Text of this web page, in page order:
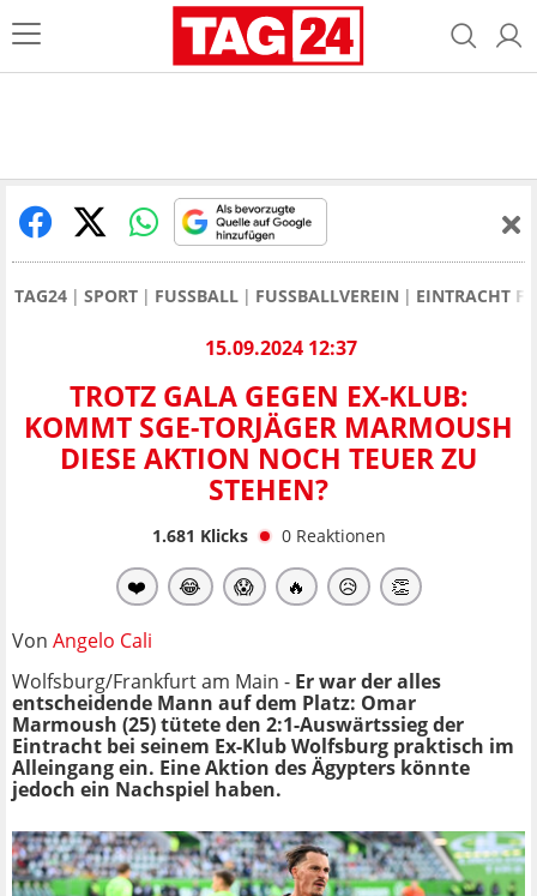
TAG24 SPORT FUSSBALL FUSSBALLVEREIN EINTRACHT
15.09.2024 12:37
TROTZ GALA GEGEN EX-KLUB:
KOMMT SGE-TORJÄGER MARMOUSH
DIESE AKTION NOCH TEUER ZU
STEHEN?
1.681 Klicks 0 Reaktionen
❤️ 😂 😱 🔥 😥 👏
Von Angelo Cali
Wolfsburg/Frankfurt am Main - Er war der alles
entscheidende Mann auf dem Platz: Omar
Marmoush (25) tütete den 2:1-Auswärtssieg der
Eintracht bei seinem Ex-Klub Wolfsburg praktisch im
Alleingang ein. Eine Aktion des Ägypters könnte
jedoch ein Nachspiel haben.